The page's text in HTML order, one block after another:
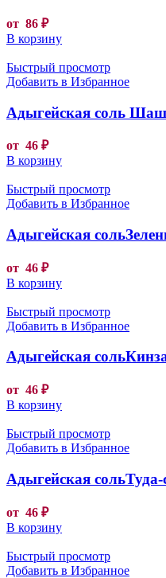
от 86 ₽
В корзину
Быстрый просмотр
Добавить в Избранное
Адыгейская соль
от 46 ₽
В корзину
Быстрый просмотр
Добавить в Избранное
Адыгейская
от 46 ₽
В корзину
Быстрый просмотр
Добавить в Избранное
Адыгейская
от 46 ₽
В корзину
Быстрый просмотр
Добавить в Избранное
Адыгейская
от 46 ₽
В корзину
Быстрый просмотр
Добавить в Избранное